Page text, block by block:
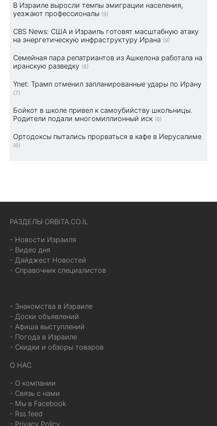
В Израиле выросли темпы эмиграции населения,
уезжают профессионалы (9)
CBS News: США и Израиль готовят масштабную атаку
на энергетическую инфраструктуру Ирана (9)
Семейная пара репатриантов из Ашкелона работала на
иранскую разведку (8)
Ynet: Трамп отменил запланированные удары по Ирану
(7)
Бойкот в школе привел к самоубийству школьницы.
Родители подали многомиллионный иск (6)
Ортодоксы пытались прорваться в кафе в Иерусалиме
(6)
РАЗДЕЛЫ ORBITA.CO.IL
- Новости Израиля
- Видео дня
- Дайджест Новостей
- Справочник специалистов
- Знакомства в Израиле
- Доски объявлений
- Афиша выступлений
- Погода в Израиле
- Скидки и обзоры товаров
О НАС
- О компании
- Связь с нами
- Мы в Facebook
- Rss feed
- Privacy Policy